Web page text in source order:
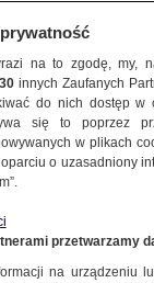
dla
u"
na to zgodę, my,
30 innych Zaufanych
do nich dostęp w
się to poprzez
w plikach
o uzasadniony
przetwarzamy
na urządzeniu